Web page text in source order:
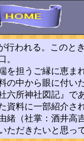
行われる。このと
。
を担うご縁に恵ま
中から眼に付い
所神社図記』で
料に一部紹介さ
緒（社掌：酒井高
いただきたい